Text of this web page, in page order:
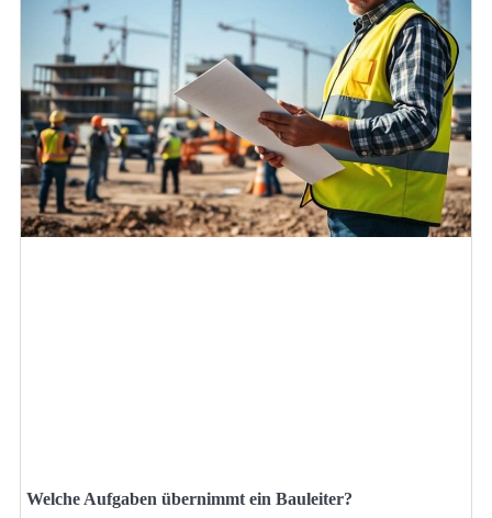
Welche Aufgaben übernimmt ein Bauleiter?